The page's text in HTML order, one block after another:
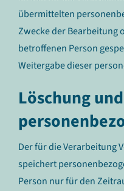
übermittelten
Zwecke der Bearbeitung
betroffenen Person
Weitergabe dieser
Löschung
Der für die Verarbeitung
speichert
Person nur für den